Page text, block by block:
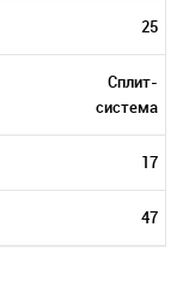
25
Сплит-
система
17
47